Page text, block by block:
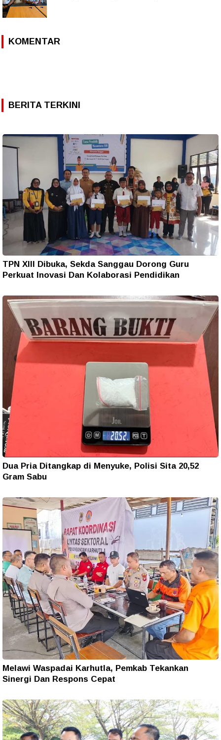
KOMENTAR
BERITA TERKINI
TPN XIII Dibuka, Sekda Sanggau Dorong Guru
Perkuat Inovasi Dan Kolaborasi Pendidikan
Dua Pria Ditangkap di Menyuke, Polisi Sita 20,52
Gram Sabu
Melawi Waspadai Karhutla, Pemkab Tekankan
Sinergi Dan Respons Cepat